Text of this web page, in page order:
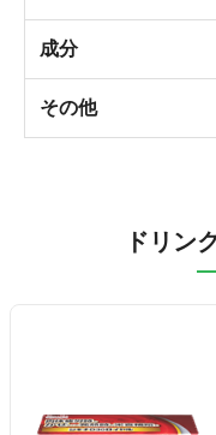
成分
その他
ドリン